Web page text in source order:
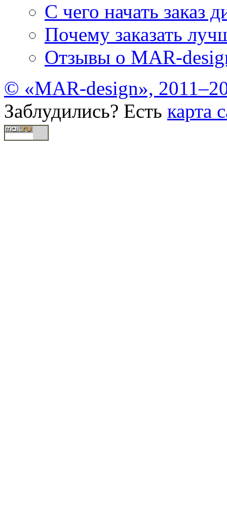
С чего начать заказ
Почему заказать
Отзывы о MAR-
© «MAR-design»,
Заблудились? Есть карта